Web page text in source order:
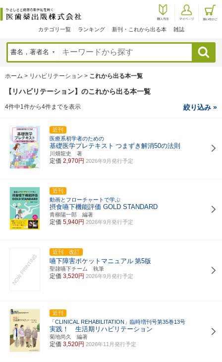
カテゴリ一覧 ランキング 新刊・これから出る本 雑誌
検索
ホーム > リハビリテーション > これから出る本一覧
【リハビリテーション】のこれから出る本一覧
4件中1件から4件までを表示 絞り込み »
近刊
医療系初学者のための
基礎医学プレテキスト つまずき解消50の法則
川畑龍史 著
定価 2,970円 2026年9月発行予定
近刊
動画とフローチャートで学ぶ
摂食嚥下機能評価 GOLD STANDARD
青柳陽一郎 編著
定価 5,940円 2026年9月発行予定
近刊 改訂
嚥下障害ポケットマニュアル 第5版
聖隷嚥下チーム 執筆
定価 3,520円 2026年9月発行予定
近刊
「CLINICAL REHABILITATION」臨時増刊号第35巻13号
実践！ 生活期リハビリテーション
菊地尚久 編著
定価 3,520円 2026年11月発行予定